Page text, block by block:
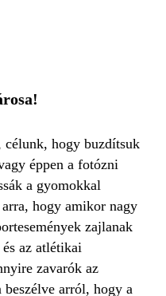
célunk, hogy buzdítsuk
éppen a fotózni
a gyomokkal
hogy amikor nagy
zajlanak
az atlétikai
zavarók az
beszélve arról, hogy a